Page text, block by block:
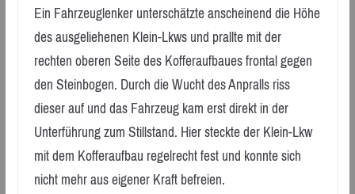
Ein Fahrzeuglenker unterschätzte anscheinend die Höhe
des ausgeliehenen Klein-Lkws und prallte mit der
rechten oberen Seite des Kofferaufbaues frontal gegen
den Steinbogen. Durch die Wucht des Anpralls riss
dieser auf und das Fahrzeug kam erst direkt in der
Unterführung zum Stillstand. Hier steckte der Klein-Lkw
mit dem Kofferaufbau regelrecht fest und konnte sich
nicht mehr aus eigener Kraft befreien.